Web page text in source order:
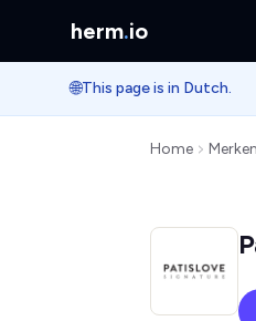
herm.io
🌐This page is in Dutch.
Home Merken